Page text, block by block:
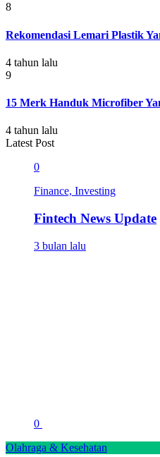
8
Rekomendasi Lemari Plastik
4 tahun lalu
9
15 Merk Handuk Microfiber
4 tahun lalu
Latest Post
0
Finance, Investing
Fintech News Update
3 bulan lalu
0
Olahraga & Kesehatan